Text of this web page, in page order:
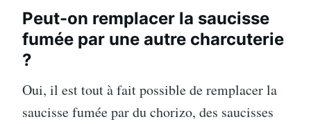
Peut-on remplacer la saucisse
fumée par une autre charcuterie
?
Oui, il est tout à fait possible de remplacer la
saucisse fumée par du chorizo, des saucisses